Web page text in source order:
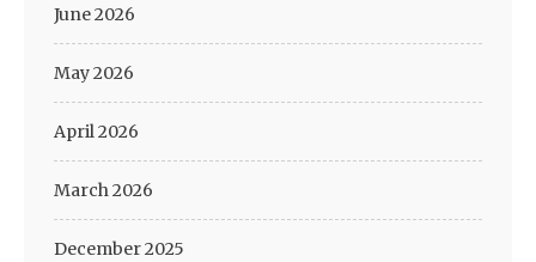
June 2026
May 2026
April 2026
March 2026
December 2025